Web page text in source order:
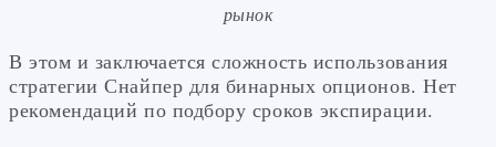
рынок
В этом и заключается сложность использования
стратегии Снайпер для бинарных опционов. Нет
рекомендаций по подбору сроков экспирации.